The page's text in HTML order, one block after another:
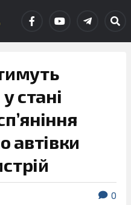
стані
автівки
0